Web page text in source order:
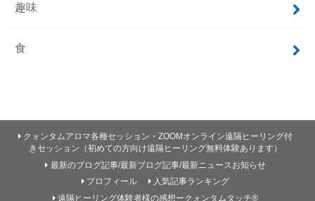
趣味
食
クォンタムアロマ各種セッション・ZOOMオンライン遠隔ヒーリング付
きセッション（初めての方向け遠隔ヒーリング無料体験あります）
最新のブログ記事/最新ブログ記事/最新ニュースお知らせ
プロフィール
人気記事ランキング
遠隔ヒーリング体験者様の感想ークォンタムタッチ®